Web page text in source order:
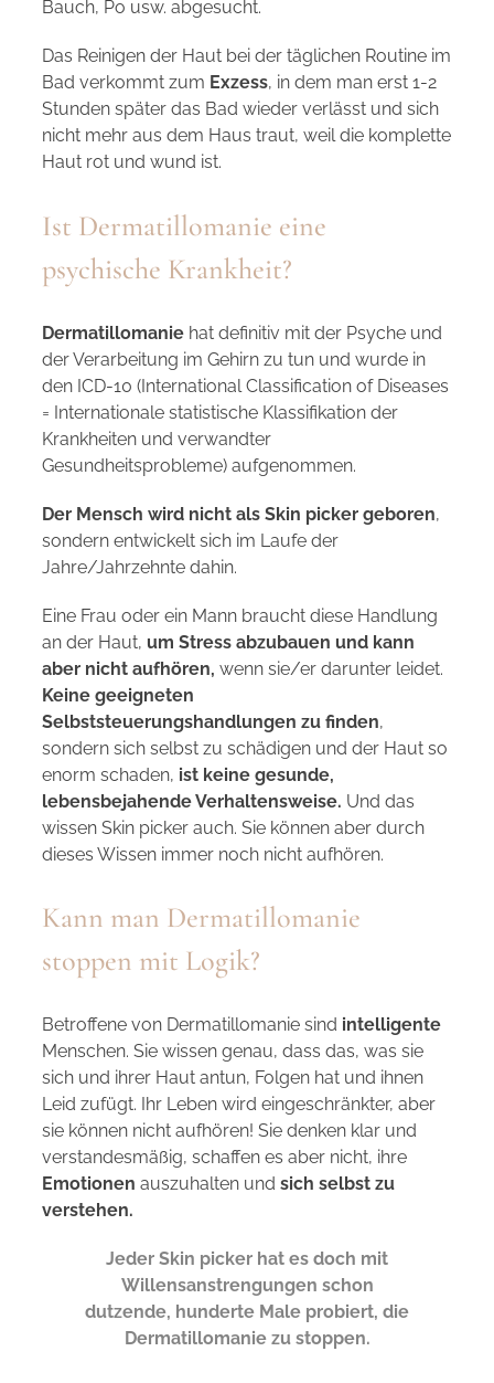
Bauch, Po usw. abgesucht.
Das Reinigen der Haut bei der täglichen Routine im
Bad verkommt zum Exzess, in dem man erst 1-2
Stunden später das Bad wieder verlässt und sich
nicht mehr aus dem Haus traut, weil die komplette
Haut rot und wund ist.
Ist Dermatillomanie eine
psychische Krankheit?
Dermatillomanie hat definitiv mit der Psyche und
der Verarbeitung im Gehirn zu tun und wurde in
den ICD-10 (International Classification of Diseases
= Internationale statistische Klassifikation der
Krankheiten und verwandter
Gesundheitsprobleme) aufgenommen.
Der Mensch wird nicht als Skin picker geboren,
sondern entwickelt sich im Laufe der
Jahre/Jahrzehnte dahin.
Eine Frau oder ein Mann braucht diese Handlung
an der Haut, um Stress abzubauen und kann
aber nicht aufhören, wenn sie/er darunter leidet.
Keine geeigneten
Selbststeuerungshandlungen zu finden,
sondern sich selbst zu schädigen und der Haut so
enorm schaden, ist keine gesunde,
lebensbejahende Verhaltensweise. Und das
wissen Skin picker auch. Sie können aber durch
dieses Wissen immer noch nicht aufhören.
Kann man Dermatillomanie
stoppen mit Logik?
Betroffene von Dermatillomanie sind intelligente
Menschen. Sie wissen genau, dass das, was sie
sich und ihrer Haut antun, Folgen hat und ihnen
Leid zufügt. Ihr Leben wird eingeschränkter, aber
sie können nicht aufhören! Sie denken klar und
verstandesmäßig, schaffen es aber nicht, ihre
Emotionenauszuhalten undsich selbst zu
verstehen.
Jeder Skin picker hat es doch mit
Willensanstrengungen schon
dutzende, hunderte Male probiert, die
Dermatillomanie zu stoppen.